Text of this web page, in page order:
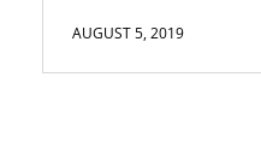
AUGUST 5, 2019